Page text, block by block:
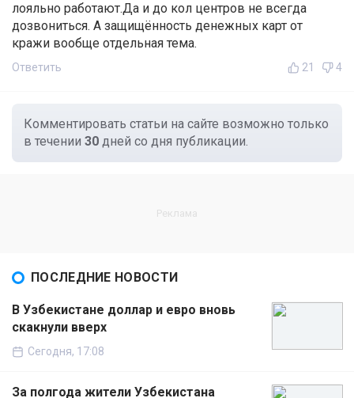
лояльно работают.Да и до кол центров не всегда
дозвониться. А защищённость денежных карт от
кражи вообще отдельная тема.
Ответить 21 4
Комментировать статьи на сайте возможно только
в течении 30 дней со дня публикации.
ПОСЛЕДНИЕ НОВОСТИ
В Узбекистане доллар и евро вновь
скакнули вверх
Сегодня, 17:08
За полгода жители Узбекистана